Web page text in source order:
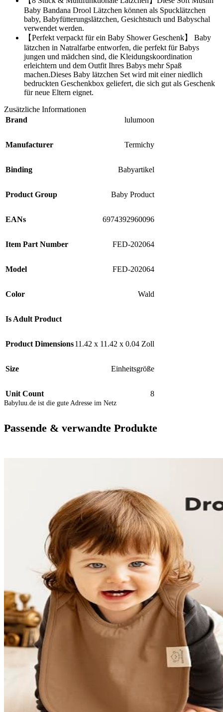
Baby Bandana Drool Lätzchen können als Spucklätzchen
baby, Babyfütterungslätzchen, Gesichtstuch und Babyschal
verwendet werden.
【Perfekt verpackt für ein Baby Shower Geschenk】 Baby
lätzchen in Natralfarbe entworfen, die perfekt für Babys
jungen und mädchen sind, die Kleidungskoordination
erleichtern und dem Outfit Ihres Babys mehr Spaß
machen.Dieses Baby lätzchen Set wird mit einer niedlich
bedruckten Geschenkbox geliefert, die sich gut als Geschenk
für neue Eltern eignet.
Zusätzliche Informationen
Brand
lulumoon
Manufacturer Termichy
Binding Babyartikel
Product Group Baby Product
EANs 6974392960096
Item Part Number FED-202064
Model FED-202064
Color Wald
Is Adult Product
Product Dimensions11.42 x 11.42 x 0.04 Zoll
Size Einheitsgröße
Unit Count 8
Babyluu.de ist die gute Adresse im Netz
Passende & verwandte Produkte